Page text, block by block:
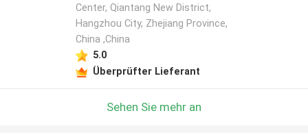
Center, Qiantang New District,
Hangzhou City, Zhejiang Province,
China ,China
5.0
Überprüfter Lieferant
Sehen Sie mehr an